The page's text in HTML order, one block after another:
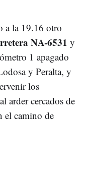
a la 19.16 otro
NA-6531 y
1 apagado
y Peralta, y
los
arder cercados de
el camino de